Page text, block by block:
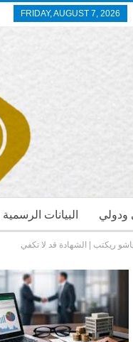
FRIDAY, AUGUST 7, 2026
البيانات الرسمية ودولي
ريكتب | الشهادة قد لا تكفي